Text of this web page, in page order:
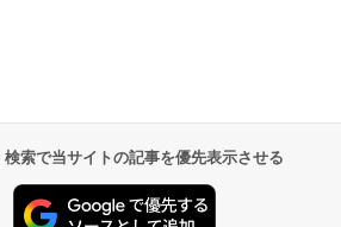
索で当サイトの記事を優先表示させる